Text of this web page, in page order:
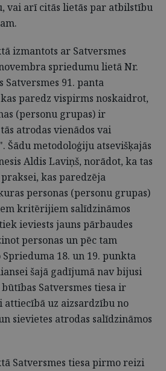
vai arī citās lietās par atbilstību
izmantots ar Satversmes
spriedumu lietā Nr.
Satversmes 91. panta
paredz vispirms noskaidrot,
(personu grupas) ir
atrodas vienādos vai
Šādu metodoloģiju atsevišķajās
Aldis Laviņš, norādot, ka tas
kas paredzēja
personas (personu grupas)
kritērijiem salīdzināmos
ieviests jauns pārbaudes
personas un pēc tam
18. un 19. punkta
šajā gadījumā nav bijusi
Satversmes tiesa ir
uz aizsardzību no
sievietes atrodas salīdzināmos
Satversmes tiesa pirmo reizi